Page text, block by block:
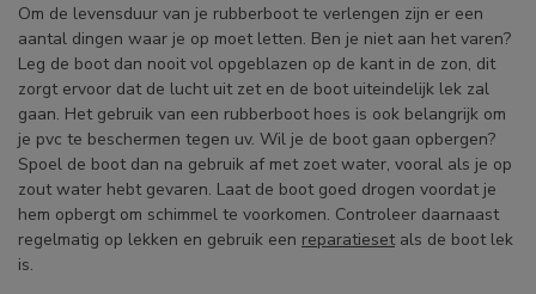
Om de levensduur van je rubberboot te verlengen zijn er een
aantal dingen waar je op moet letten. Ben je niet aan het varen?
Leg de boot dan nooit vol opgeblazen op de kant in de zon, dit
zorgt ervoor dat de lucht uit zet en de boot uiteindelijk lek zal
gaan. Het gebruik van een rubberboot hoes is ook belangrijk om
je pvc te beschermen tegen uv. Wil je de boot gaan opbergen?
Spoel de boot dan na gebruik af met zoet water, vooral als je op
zout water hebt gevaren. Laat de boot goed drogen voordat je
hem opbergt om schimmel te voorkomen. Controleer daarnaast
regelmatig op lekken en gebruik een reparatiesetals de boot lek
is.